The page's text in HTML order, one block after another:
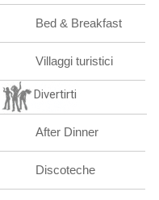
Bed & Breakfast
Villaggi turistici
Divertirti
After Dinner
Discoteche